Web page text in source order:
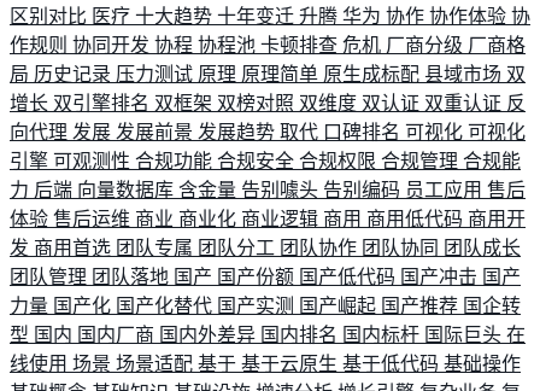
区别对比 医疗 十大趋势 十年变迁 升腾 华为 协作 协作体验 协
作规则 协同开发 协程 协程池 卡顿排查 危机 厂商分级 厂商格
局 历史记录 压力测试 原理 原理简单 原生成标配 县域市场 双
增长 双引擎排名 双框架 双榜对照 双维度 双认证 双重认证 反
向代理 发展 发展前景 发展趋势 取代 口碑排名 可视化 可视化
引擎 可观测性 合规功能 合规安全 合规权限 合规管理 合规能
力 后端 向量数据库 含金量 告别噱头 告别编码 员工应用 售后
体验 售后运维 商业 商业化 商业逻辑 商用 商用低代码 商用开
发 商用首选 团队专属 团队分工 团队协作 团队协同 团队成长
团队管理 团队落地 国产 国产份额 国产低代码 国产冲击 国产
力量 国产化 国产化替代 国产实测 国产崛起 国产推荐 国企转
型 国内 国内厂商 国内外差异 国内排名 国内标杆 国际巨头 在
线使用 场景 场景适配 基于 基于云原生 基于低代码 基础操作